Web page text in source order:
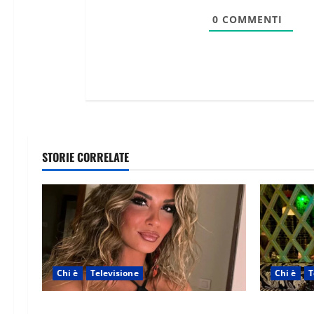
0 COMMENTI
STORIE CORRELATE
Chi è Televisione Chi è